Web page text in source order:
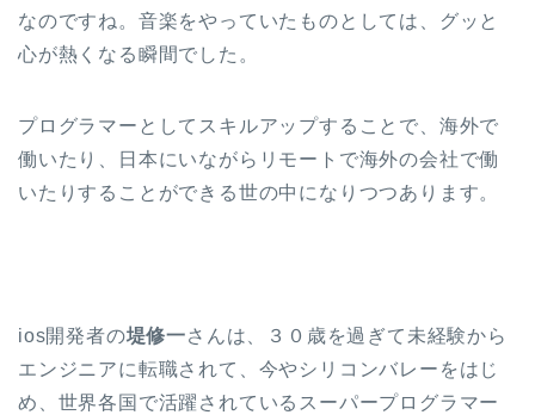
なのですね。音楽をやっていたものとしては、グッと
心が熱くなる瞬間でした。
プログラマーとしてスキルアップすることで、海外で
働いたり、日本にいながらリモートで海外の会社で働
いたりすることができる世の中になりつつあります。
ios開発者の堤修一さんは、３０歳を過ぎて未経験から
エンジニアに転職されて、今やシリコンバレーをはじ
め、世界各国で活躍されているスーパープログラマー